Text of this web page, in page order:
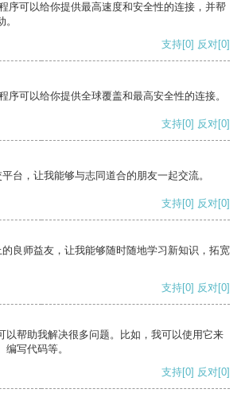
序可以给你提供最高速度和安全性的连接，并帮
支持[0] 反对[0]
序可以给你提供全球覆盖和最高安全性的连接。
支持[0] 反对[0]
台，让我能够与志同道合的朋友一起交流。
支持[0] 反对[0]
良师益友，让我能够随时随地学习新知识，拓宽
支持[0] 反对[0]
以帮助我解决很多问题。比如，我可以使用它来
写代码等。
支持[0] 反对[0]